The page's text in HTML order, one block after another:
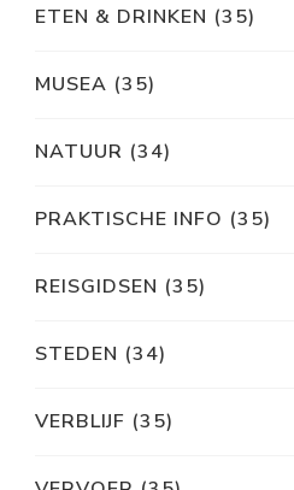
ETEN & DRINKEN (35)
MUSEA (35)
NATUUR (34)
PRAKTISCHE INFO (35)
REISGIDSEN (35)
STEDEN (34)
VERBLIJF (35)